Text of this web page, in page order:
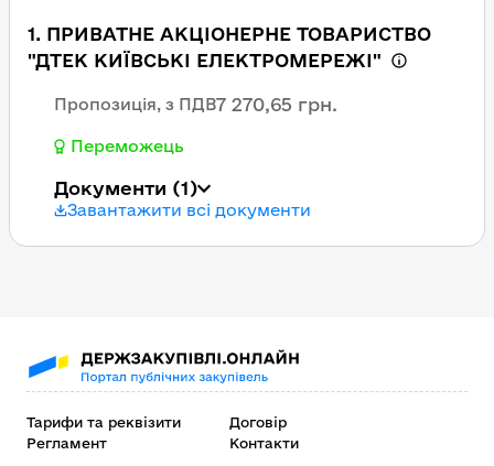
1. ПРИВАТНЕ АКЦІОНЕРНЕ ТОВАРИСТВО
"ДТЕК КИЇВСЬКІ ЕЛЕКТРОМЕРЕЖІ"
Пропозиція, з ПДВ7 270,65 грн.
Переможець
Документи (1)
Завантажити всі документи
Тарифи та реквізити
Договір
Регламент
Контакти